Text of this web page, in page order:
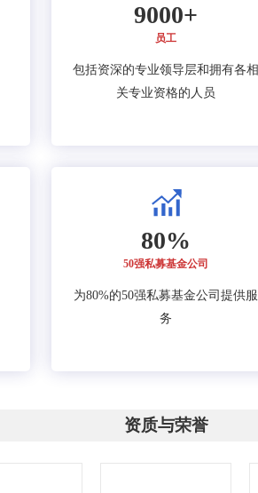
9000+
员工
包括资深的专业领导层和拥有各相
关专业资格的人员
80%
50强私募基金公司
为80%的50强私募基金公司提供服
务
资质与荣誉